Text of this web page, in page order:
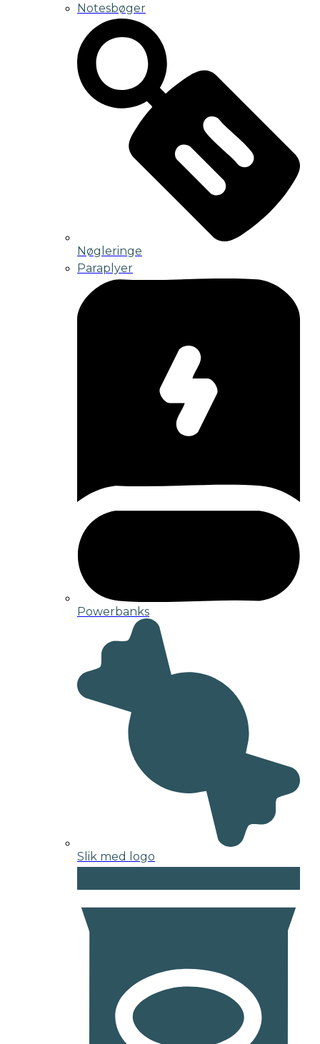
Notesbøger
Nøgleringe
Paraplyer
Powerbanks
Slik med logo